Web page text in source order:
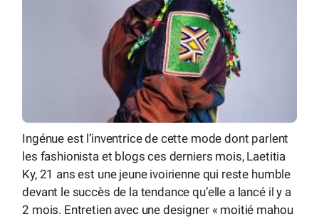
Ingénue est l’inventrice de cette mode dont parlent
les fashionista et blogs ces derniers mois, Laetitia
Ky, 21 ans est une jeune ivoirienne qui reste humble
devant le succès de la tendance qu’elle a lancé il y a
2 mois. Entretien avec une designer « moitié mahou